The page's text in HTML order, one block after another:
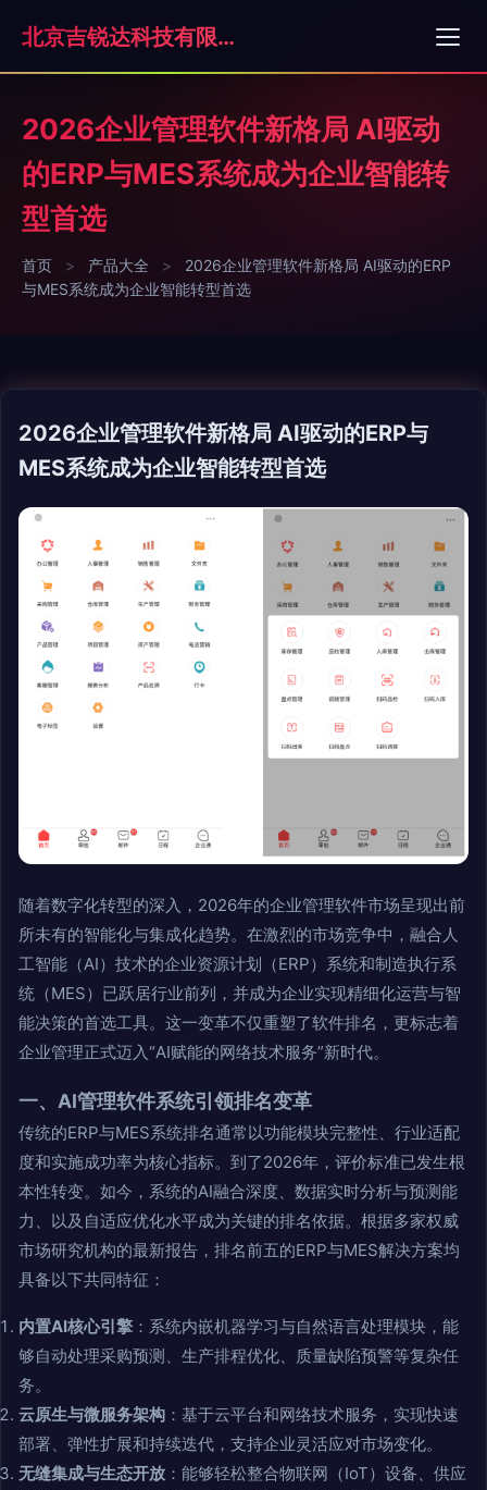
北京吉锐达科技有限公司
2026企业管理软件新格局 AI驱动
的ERP与MES系统成为企业智能转
型首选
首页 > 产品大全 >
2026企业管理软件新格局 AI驱动的ERP
与MES系统成为企业智能转型首选
2026企业管理软件新格局 AI驱动的ERP与
MES系统成为企业智能转型首选
随着数字化转型的深入，2026年的企业管理软件市场呈现出前
所未有的智能化与集成化趋势。在激烈的市场竞争中，融合人
工智能（AI）技术的企业资源计划（ERP）系统和制造执行系
统（MES）已跃居行业前列，并成为企业实现精细化运营与智
能决策的首选工具。这一变革不仅重塑了软件排名，更标志着
企业管理正式迈入“AI赋能的网络技术服务”新时代。
一、AI管理软件系统引领排名变革
传统的ERP与MES系统排名通常以功能模块完整性、行业适配
度和实施成功率为核心指标。到了2026年，评价标准已发生根
本性转变。如今，系统的AI融合深度、数据实时分析与预测能
力、以及自适应优化水平成为关键的排名依据。根据多家权威
市场研究机构的最新报告，排名前五的ERP与MES解决方案均
具备以下共同特征：
内置AI核心引擎 ：系统内嵌机器学习与自然语言处理模块，能
够自动处理采购预测、生产排程优化、质量缺陷预警等复杂任
务。
云原生与微服务架构 ：基于云平台和网络技术服务，实现快速
部署、弹性扩展和持续迭代，支持企业灵活应对市场变化。
无缝集成与生态开放 ：能够轻松整合物联网（IoT）设备、供应